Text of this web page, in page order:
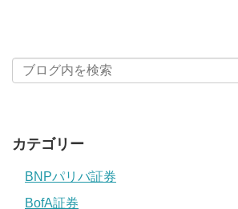
カテゴリー
BNPパリバ証券
BofA証券